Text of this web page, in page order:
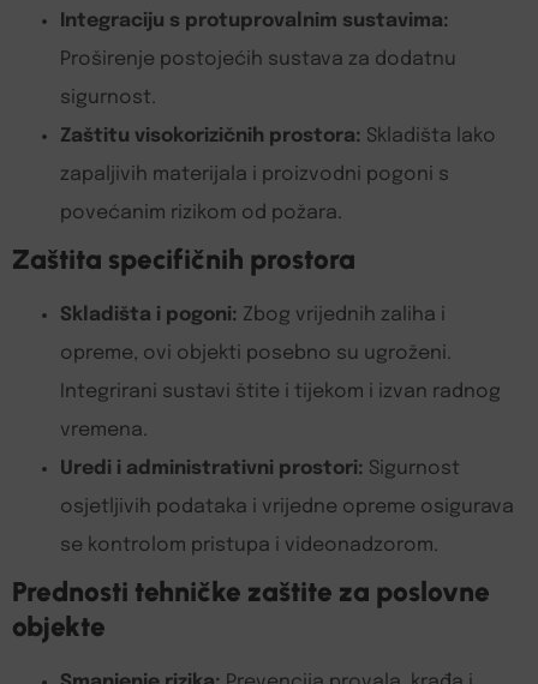
Integraciju s protuprovalnim sustavima:
Proširenje postojećih sustava za dodatnu
sigurnost.
Zaštitu visokorizičnih prostora: Skladišta lako
zapaljivih materijala i proizvodni pogoni s
povećanim rizikom od požara.
Zaštita specifičnih prostora
Skladišta i pogoni: Zbog vrijednih zaliha i
opreme, ovi objekti posebno su ugroženi.
Integrirani sustavi štite i tijekom i izvan radnog
vremena.
Uredi i administrativni prostori: Sigurnost
osjetljivih podataka i vrijedne opreme osigurava
se kontrolom pristupa i videonadzorom.
Prednosti tehničke zaštite za poslovne
objekte